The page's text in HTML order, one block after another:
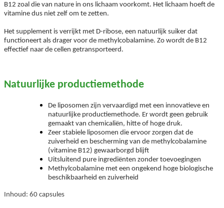
B12 zoal die van nature in ons lichaam voorkomt. Het lichaam hoeft de
vitamine dus niet zelf om te zetten.
Het supplement is verrijkt met D-ribose, een natuurlijk suiker dat
functioneert als drager voor de methylcobalamine. Zo wordt de B12
effectief naar de cellen getransporteerd.
Natuurlijke productiemethode
De liposomen zijn vervaardigd met een innovatieve en
natuurlijke productiemethode. Er wordt geen gebruik
gemaakt van chemicaliën, hitte of hoge druk.
Zeer stabiele liposomen die ervoor zorgen dat de
zuiverheid en bescherming van de methylcobalamine
(vitamine B12) gewaarborgd blijft
Uitsluitend pure ingrediënten zonder toevoegingen
Methylcobalamine met een ongekend hoge biologische
beschikbaarheid en zuiverheid
Inhoud: 60 capsules